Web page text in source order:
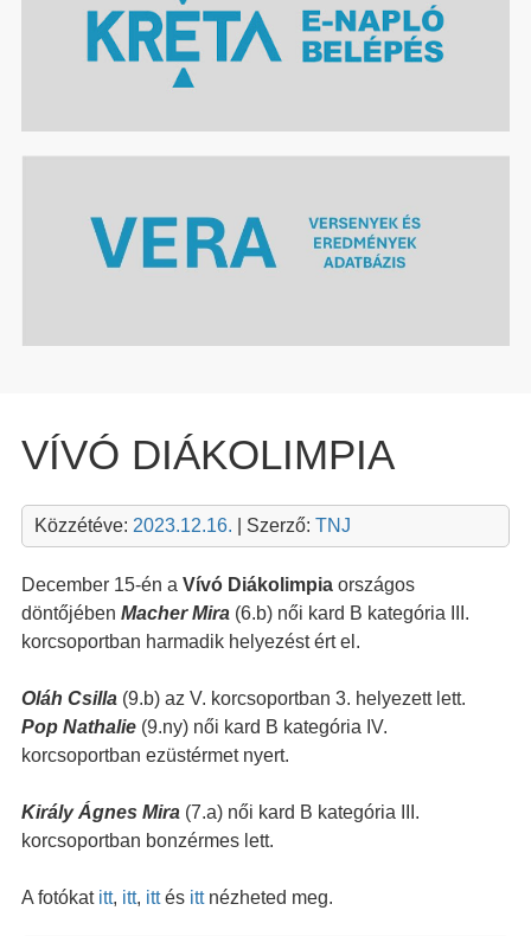
VÍVÓ DIÁKOLIMPIA
Közzétéve: 2023.12.16. | Szerző: TNJ
December 15-én a Vívó Diákolimpiaországos
döntőjében Macher Mira(6.b) női kard B kategória III.
korcsoportban harmadik helyezést ért el.
Oláh Csilla(9.b) az V. korcsoportban 3. helyezett lett.
Pop Nathalie(9.ny) női kard B kategória IV.
korcsoportban ezüstérmet nyert.
Király Ágnes Mira(7.a) női kard B kategória III.
korcsoportban bonzérmes lett.
A fotókat itt, itt, ittés ittnézheted meg.